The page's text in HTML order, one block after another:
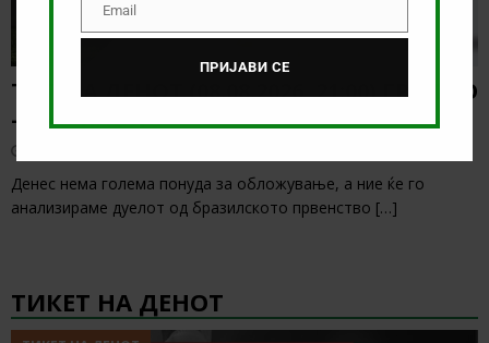
ТИП НА ДЕНОТ (08.08.2026, 21:00) ГРЕМИО
– САО ПАОЛО
Денес нема голема понуда за обложување, а ние ќе го
анализираме дуелот од бразилското првенство […]
ТИКЕТ НА ДЕНОТ
EmailEmail
ПРИЈАВИ СЕ